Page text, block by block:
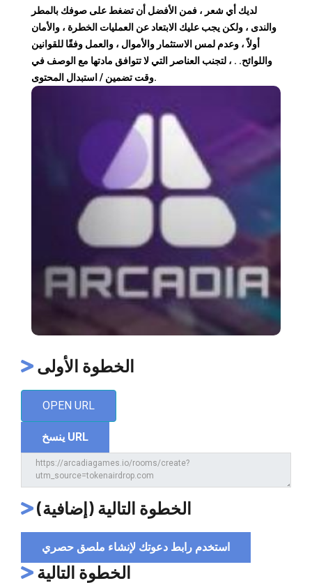
لديك أي شعر ، فمن الأفضل أن تضغط على صوفك بالمطر
والندى ، ولكن يجب عليك الابتعاد عن العمليات الخطرة ، والأمان
أولاً ، وعدم لمس الاستثمار والأموال ، والعمل وفقًا للقوانين
واللوائح. . ، لتجنب العناصر التي لا تتوافق مادتها مع الوصف في
وقت تضمين / استبدال المحتوى.
الخطوة الأولى
OPEN URL
ينسخ URL
الخطوة التالية (إضافية)
استخدم رابط دعوتك لإنشاء ملصق حصري
الخطوة التالية